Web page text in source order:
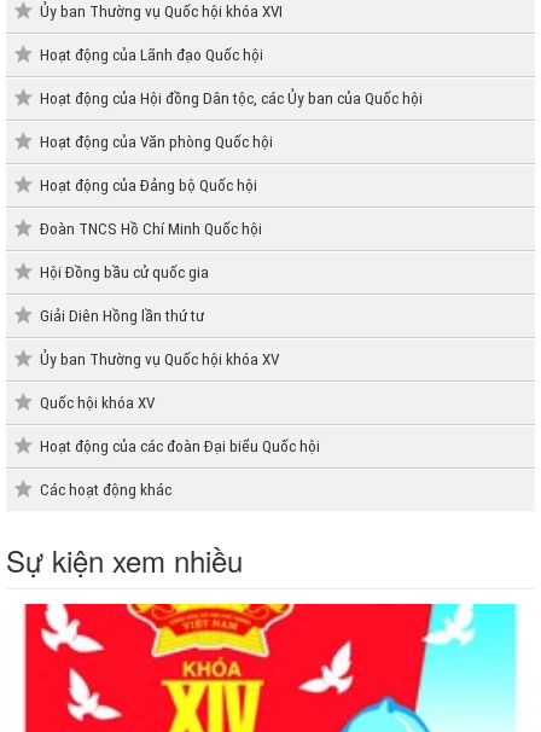
Ủy ban Thường vụ Quốc hội khóa XVI
Hoạt động của Lãnh đạo Quốc hội
Hoạt động của Hội đồng Dân tộc, các Ủy ban của Quốc hội
Hoạt động của Văn phòng Quốc hội
Hoạt động của Đảng bộ Quốc hội
Đoàn TNCS Hồ Chí Minh Quốc hội
Hội Đồng bầu cử quốc gia
Giải Diên Hồng lần thứ tư
Ủy ban Thường vụ Quốc hội khóa XV
Quốc hội khóa XV
Hoạt động của các đoàn Đại biểu Quốc hội
Các hoạt động khác
Sự kiện xem nhiều